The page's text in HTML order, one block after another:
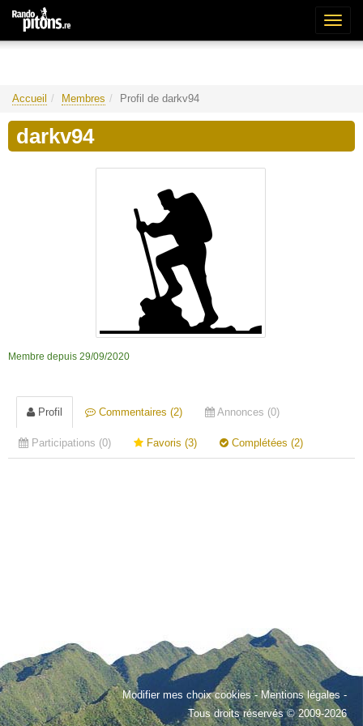
Accueil Membres Profil de darkv94
darkv94
Membre depuis 29/09/2020
Profil Commentaires (2) Annonces (0)
Participations (0) Favoris (3) Complétées (2)
Modifier mes choix cookies-Mentions légales -
Tous droits réservés © 2009-2026